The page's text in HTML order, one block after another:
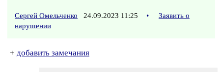
Сергей Омельченко 24.09.2023 11:25 •
Заявить о
нарушении
+ добавить замечания